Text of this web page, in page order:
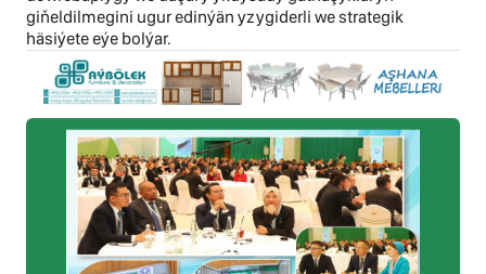
giňeldilmegini ugur edinýän yzygiderli we strategik
häsiýete eýe bolýar.